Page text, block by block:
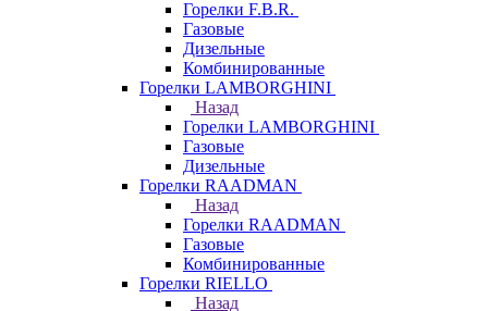
Горелки F.B.R.
Газовые
Дизельные
Комбинированные
Горелки LAMBORGHINI
Назад
Горелки LAMBORGHINI
Газовые
Дизельные
Горелки RAADMAN
Назад
Горелки RAADMAN
Газовые
Комбинированные
Горелки RIELLO
Назад